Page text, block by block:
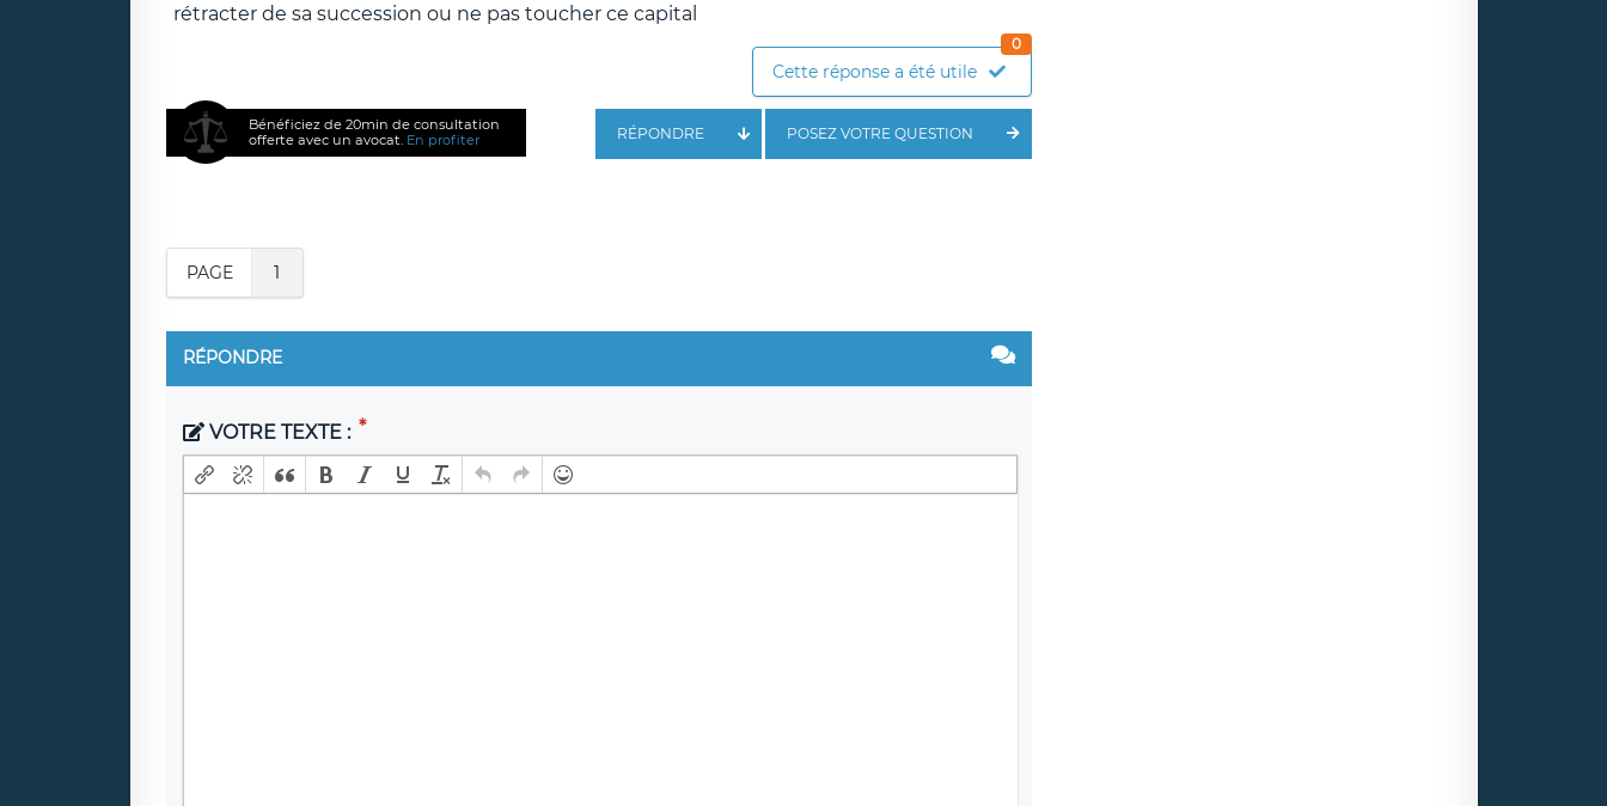
rétracter de sa succession ou ne pas toucher ce capital
Cette réponse a été utile
0
Bénéficiez de 20min de consultation
offerte avec un avocat. En profiter POSEZ VOTRE QUESTION
RÉPONDRE
PAGE 1
RÉPONDRE
VOTRE TEXTE :